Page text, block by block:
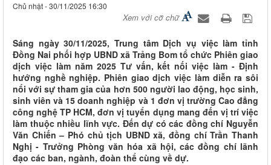
Chủ nhật - 30/11/2025 16:30
Xem với cỡ chữ
Sáng ngày 30/11/2025, Trung tâm Dịch vụ việc làm tỉnh
Đồng Nai phối hợp UBND xã Trảng Bom tổ chức Phiên giao
dịch việc làm năm 2025 Tư vấn, kết nối việc làm - Định
hướng nghề nghiệp. Phiên giao dịch việc làm diễn ra sôi
nổi với sự tham gia của hơn 500 người lao động, học sinh,
sinh viên và 15 doanh nghiệp và 1 đơn vị trường Cao đẳng
công nghệ TP HCM, đơn vị tuyển dụng mang đến vị trí việc
làm thuộc nhiều lĩnh vực. Đến dự có các đồng chí Nguyễn
Văn Chiến – Phó chủ tịch UBND xã, đồng chí Trần Thanh
Nghị - Trưởng Phòng văn hóa xã hội, các đồng chí lãnh
đạo các ban, ngành, đoàn thể cùng về dự.